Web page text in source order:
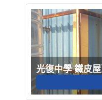
光復中學 鐵皮